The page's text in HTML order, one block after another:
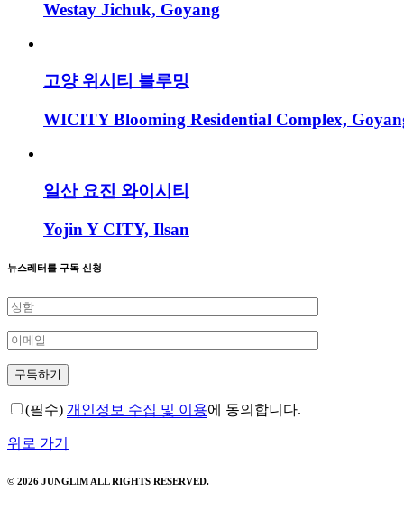
Westay Jichuk, Goyang
고양 위시티 블루밍
WICITY Blooming Residential Complex,
일산 요진 와이시티
Yojin Y CITY, Ilsan
뉴스레터를 구독 신청
(필수) 개인정보 수집 및 이용에 동의합니다.
위로 가기
© 2026 JUNGLIM ALL RIGHTS RESERVED.